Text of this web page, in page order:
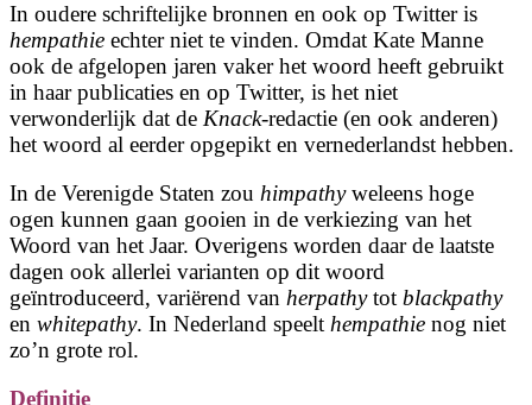
In oudere schriftelijke bronnen en ook op Twitter is
hempathie echter niet te vinden. Omdat Kate Manne
ook de afgelopen jaren vaker het woord heeft gebruikt
in haar publicaties en op Twitter, is het niet
verwonderlijk dat de Knack-redactie (en ook anderen)
het woord al eerder opgepikt en vernederlandst hebben.
In de Verenigde Staten zou himpathyweleens hoge
ogen kunnen gaan gooien in de verkiezing van het
Woord van het Jaar. Overigens worden daar de laatste
dagen ook allerlei varianten op dit woord
geïntroduceerd, variërend van herpathytot blackpathy
en whitepathy. In Nederland speelt hempathie nog niet
zo’n grote rol.
Definitie